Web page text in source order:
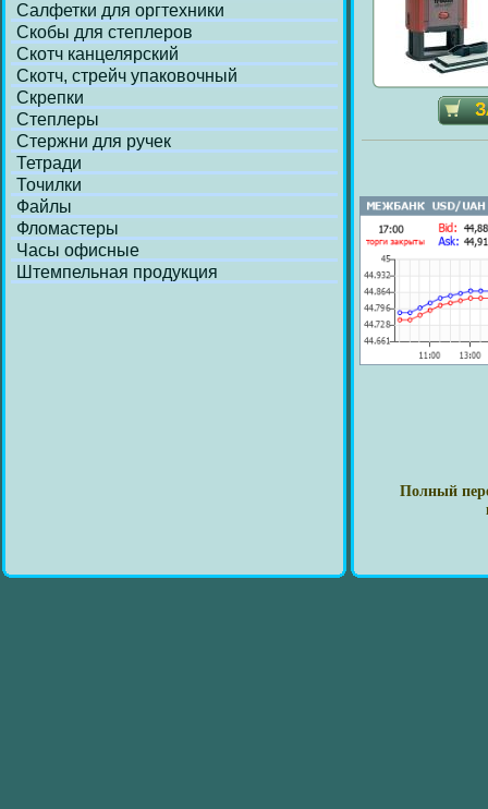
Салфетки для оргтехники
Скобы для степлеров
Скотч канцелярский
Скотч, стрейч упаковочный
Скрепки
Степлеры
Стержни для ручек
Тетради
Точилки
Файлы
Фломастеры
Часы офисные
Штемпельная продукция
Полный